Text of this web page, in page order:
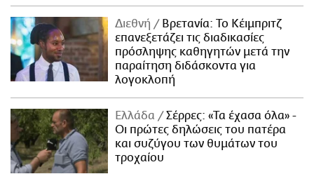
Διεθνή
Βρετανία: Το Κέιμπριτζ
επανεξετάζει τις διαδικασίες
πρόσληψης καθηγητών μετά την
παραίτηση διδάσκοντα για
λογοκλοπή
Ελλάδα
Σέρρες: «Τα έχασα όλα» -
Οι πρώτες δηλώσεις του πατέρα
και συζύγου των θυμάτων του
τροχαίου